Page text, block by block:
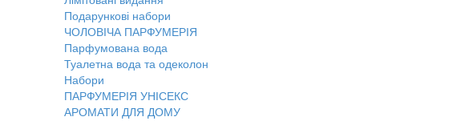
Подарункові набори
ЧОЛОВІЧА ПАРФУМЕРІЯ
Парфумована вода
Туалетна вода та одеколон
Набори
ПАРФУМЕРІЯ УНІСЕКС
АРОМАТИ ДЛЯ ДОМУ